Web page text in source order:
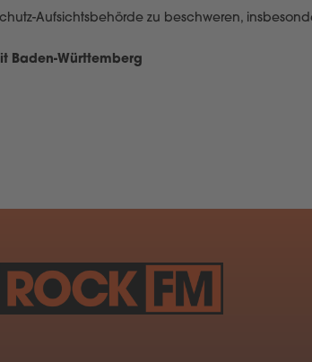
Aufsichtsbehörde zu beschweren,
Baden-Württemberg